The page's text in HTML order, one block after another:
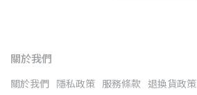
關於我們
關於我們 隱私政策 服務條款 退換貨政策